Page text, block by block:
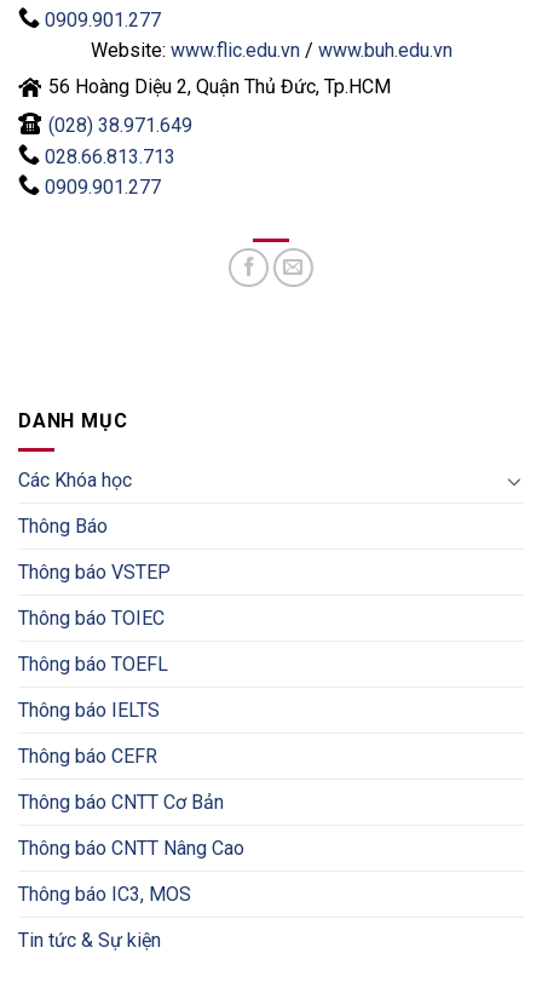
0909.901.277
Website: www.flic.edu.vn/ www.buh.edu.vn
56 Hoàng Diệu 2, Quận Thủ Đức, Tp.HCM
(028) 38.971.649
028.66.813.713
0909.901.277
DANH MỤC
Các Khóa học
Thông Báo
Thông báo VSTEP
Thông báo TOIEC
Thông báo TOEFL
Thông báo IELTS
Thông báo CEFR
Thông báo CNTT Cơ Bản
Thông báo CNTT Nâng Cao
Thông báo IC3, MOS
Tin tức & Sự kiện